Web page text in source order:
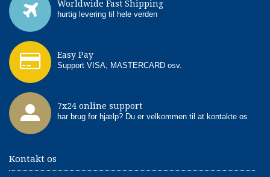
Worldwide Fast Shipping
hurtig levering til hele verden
Easy Pay
Support VISA, MASTERCARD osv.
7x24 online support
har brug for hjælp? Du er velkommen til at kontakte os
Kontakt os